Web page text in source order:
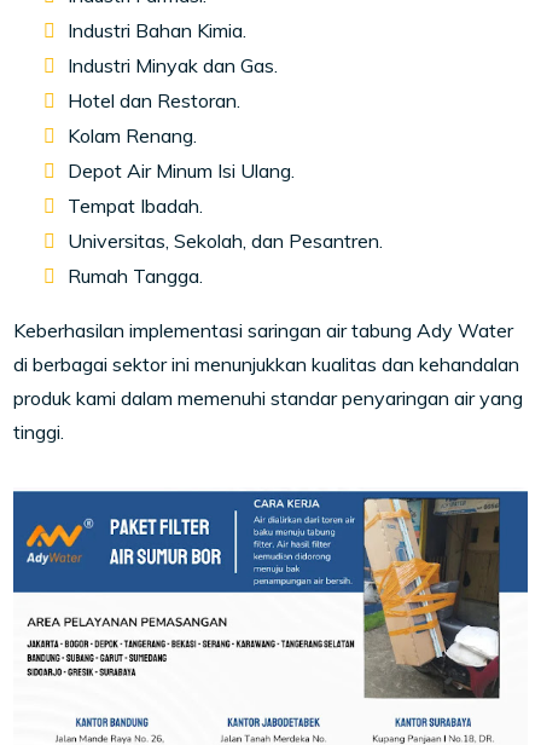
Industri Bahan Kimia.
Industri Minyak dan Gas.
Hotel dan Restoran.
Kolam Renang.
Depot Air Minum Isi Ulang.
Tempat Ibadah.
Universitas, Sekolah, dan Pesantren.
Rumah Tangga.
Keberhasilan implementasi saringan air tabung Ady Water
di berbagai sektor ini menunjukkan kualitas dan kehandalan
produk kami dalam memenuhi standar penyaringan air yang
tinggi.